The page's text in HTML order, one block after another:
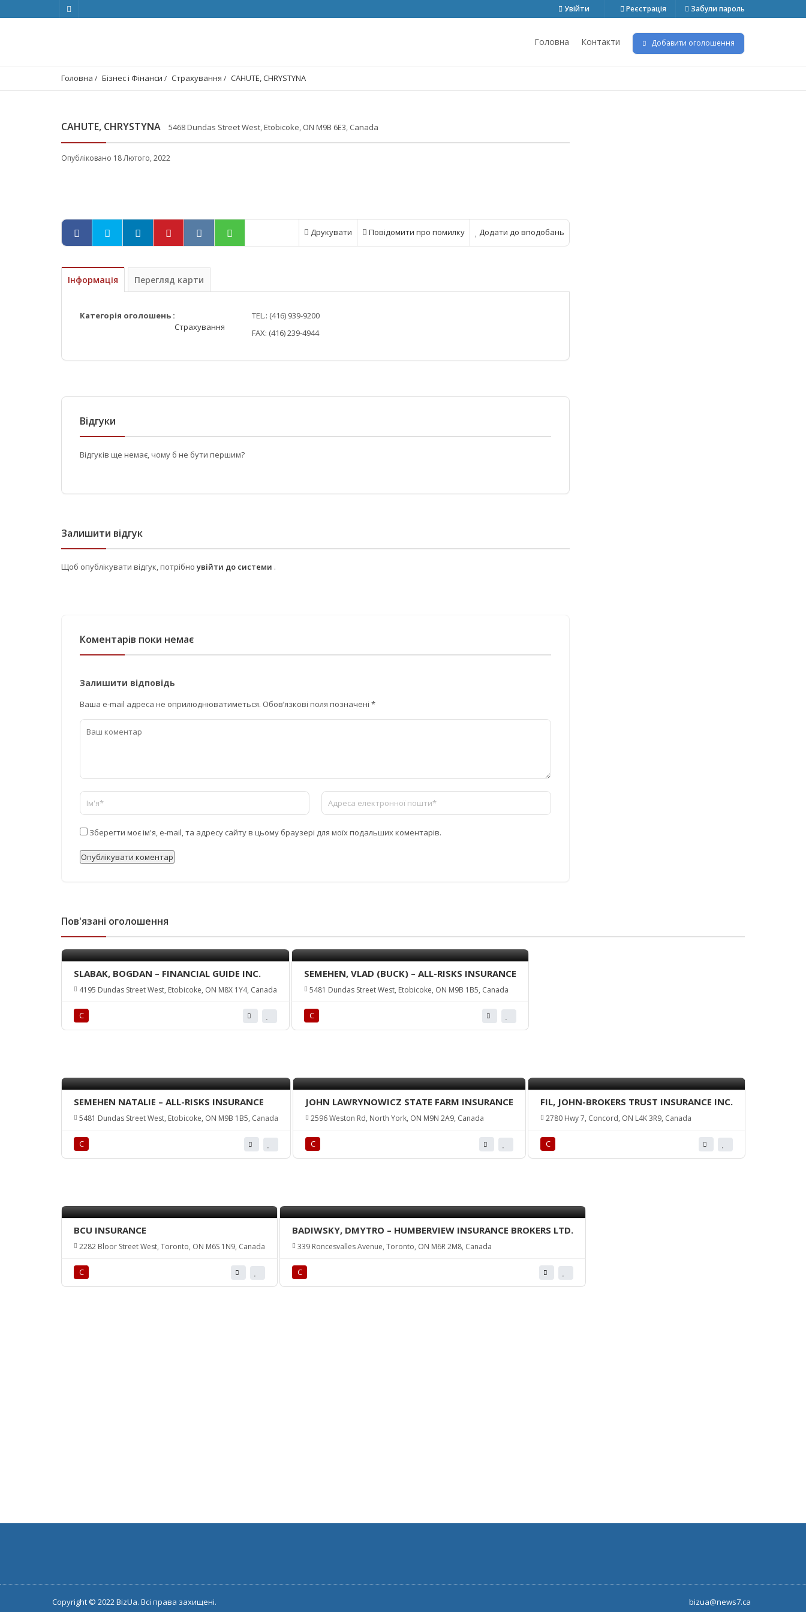
Увійти Реєстрація Забули пароль
Головна Контакти Добавити оголошення
Головна Бізнес і Фінанси Страхування CAHUTE, CHRYSTYNA
CAHUTE, CHRYSTYNA 5468 Dundas Street West, Etobicoke, ON M9B 6E3, Canada
Опубліковано 18 Лютого, 2022
Додати до вподобань
Повідомити про помилку
Друкувати
Інформація Перегляд карти
Категорія оголошень :
Страхування
TEL.: (416) 939-9200
FAX: (416) 239-4944
Відгуки
Відгуків ще немає, чому б не бути першим?
Залишити відгук
Щоб опублікувати відгук, потрібно увійти до системи .
Коментарів поки немає
Залишити відповідь
Ваша e-mail адреса не оприлюднюватиметься. Обов’язкові поля позначені *
Зберегти моє ім'я, e-mail, та адресу сайту в цьому браузері для моїх подальших коментарів.
Пов'язані оголошення
SLABAK, BOGDAN – FINANCIAL GUIDE INC.
4195 Dundas Street West, Etobicoke, ON M8X 1Y4, Canada
С
SEMEHEN, VLAD (BUCK) – ALL-RISKS INSURANCE
5481 Dundas Street West, Etobicoke, ON M9B 1B5, Canada
С
SEMEHEN NATALIE – ALL-RISKS INSURANCE
5481 Dundas Street West, Etobicoke, ON M9B 1B5, Canada
С
JOHN LAWRYNOWICZ STATE FARM INSURANCE
2596 Weston Rd, North York, ON M9N 2A9, Canada
С
FIL, JOHN-BROKERS TRUST INSURANCE INC.
2780 Hwy 7, Concord, ON L4K 3R9, Canada
С
BCU INSURANCE
2282 Bloor Street West, Toronto, ON M6S 1N9, Canada
С
BADIWSKY, DMYTRO – HUMBERVIEW INSURANCE BROKERS LTD.
339 Roncesvalles Avenue, Toronto, ON M6R 2M8, Canada
С
Copyright © 2022 BizUa. Всі права захищені. bizua@news7.ca